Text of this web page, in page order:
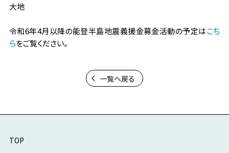
大地
令和6年4月以降の能登半島地震義援金募金活動の予定はこち
らをご覧ください。
一覧へ戻る
TOP